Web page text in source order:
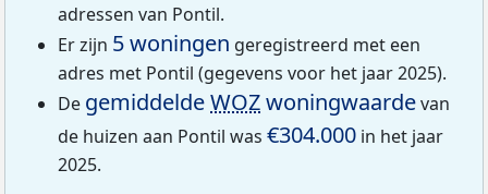
adressen van Pontil.
Er zijn 5 woningen geregistreerd met een
adres met Pontil (gegevens voor het jaar 2025).
De gemiddeldeWOZwoningwaardevan
de huizen aan Pontil was €304.000 in het jaar
2025.